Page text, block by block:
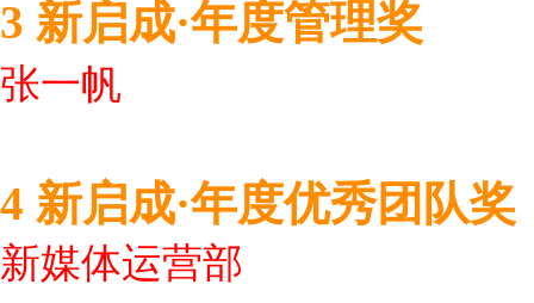
3 新启成·年度管理奖
张一帆
4 新启成·年度优秀团队奖
新媒体运营部